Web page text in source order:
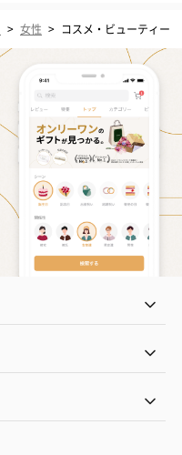
> 女性 > コスメ・ビューティー